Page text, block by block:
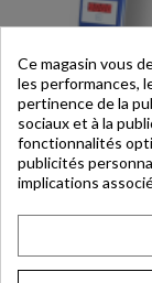
Ce magasin vous
les performances,
pertinence de la
sociaux et à la
fonctionnalités
publicités
implications